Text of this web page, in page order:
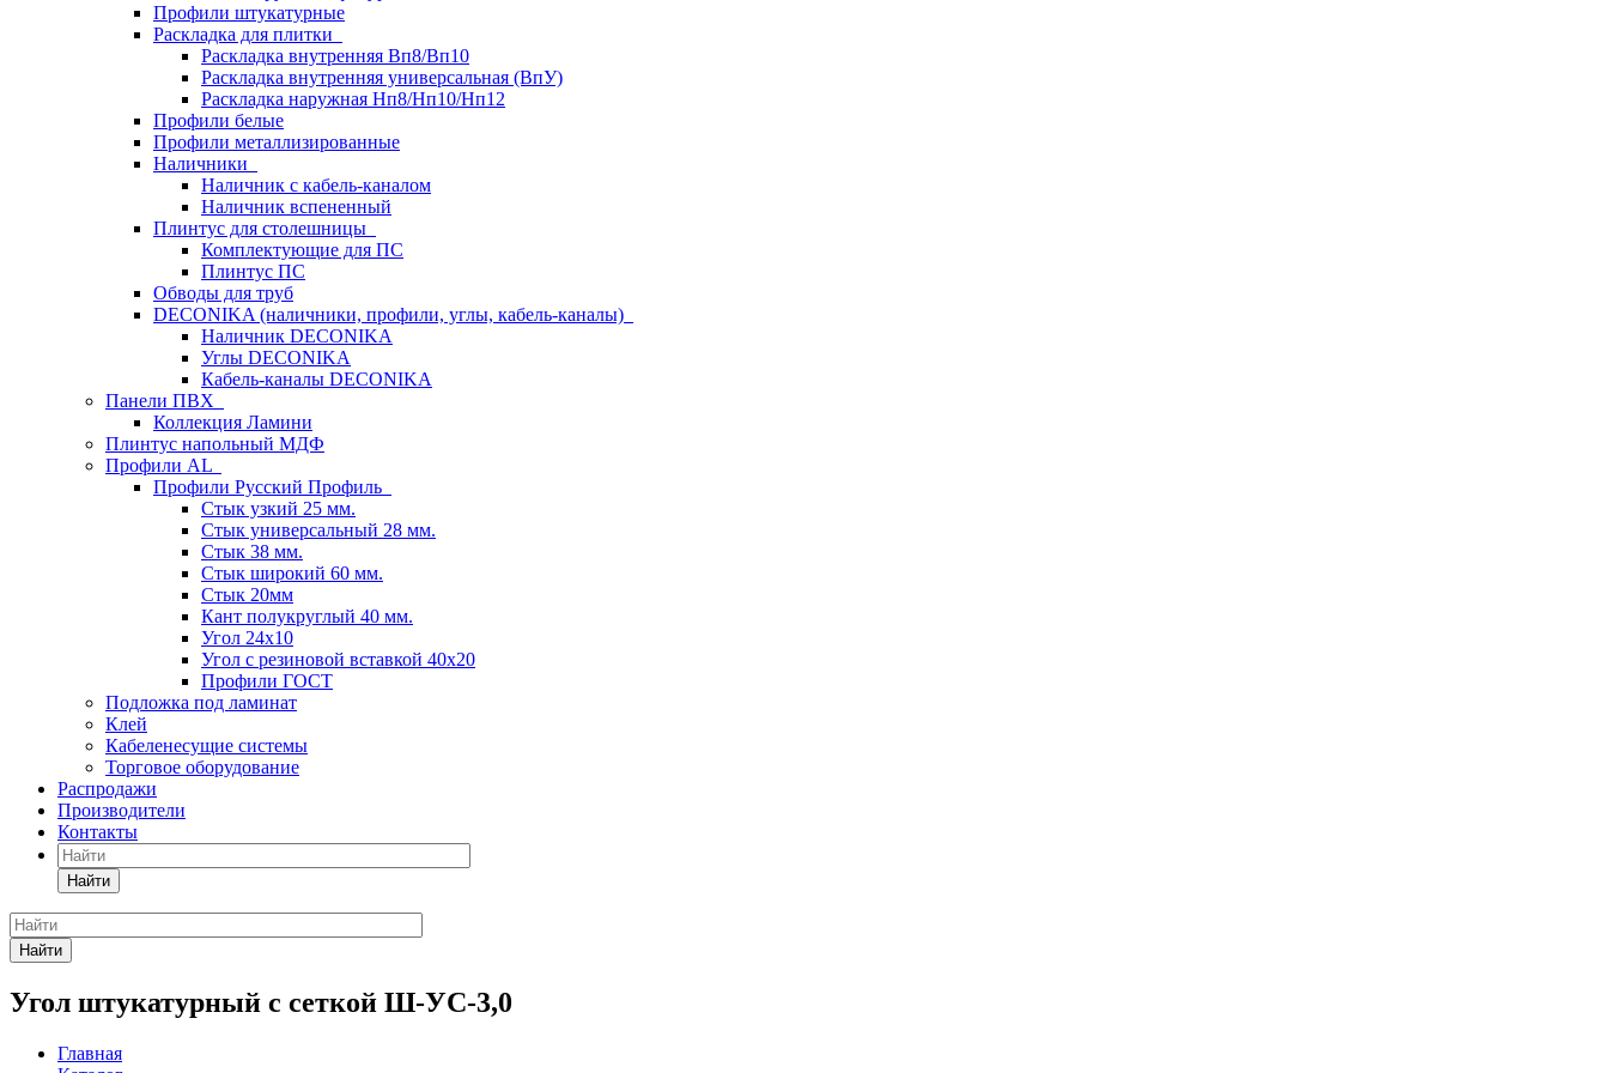
Профили штукатурные
Раскладка для плитки
Раскладка внутренняя Вп8/Вп10
Раскладка внутренняя универсальная (ВпУ)
Раскладка наружная Нп8/Нп10/Нп12
Профили белые
Профили металлизированные
Наличники
Наличник с кабель-каналом
Наличник вспененный
Плинтус для столешницы
Комплектующие для ПС
Плинтус ПС
Обводы для труб
DECONIKA (наличники, профили, углы, кабель-каналы)
Наличник DECONIKA
Углы DECONIKA
Кабель-каналы DECONIKA
Панели ПВХ
Коллекция Ламини
Плинтус напольный МДФ
Профили AL
Профили Русский Профиль
Стык узкий 25 мм.
Стык универсальный 28 мм.
Стык 38 мм.
Стык широкий 60 мм.
Стык 20мм
Кант полукруглый 40 мм.
Угол 24х10
Угол с резиновой вставкой 40х20
Профили ГОСТ
Подложка под ламинат
Клей
Кабеленесущие системы
Торговое оборудование
Распродажи
Производители
Контакты
Найти
Найти
Угол штукатурный с сеткой Ш-УС-3,0
Главная